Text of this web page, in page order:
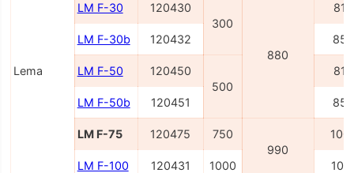
Lema
LM F-30
120430
300
880
LM F-30b 120432
LM F-50
120450
500
LM F-50b 120451
LM F-75 120475
750
990
LM F-100 120431 1000